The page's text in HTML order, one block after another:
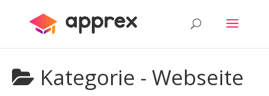
Kategorie - Webseite